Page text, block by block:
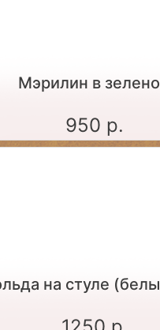
Мэрилин в
950 р.
на стуле